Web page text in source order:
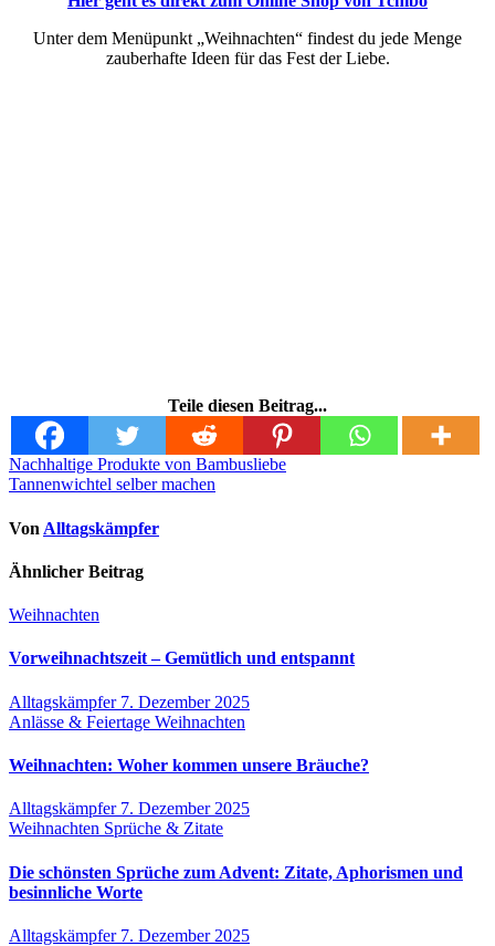
Unter dem Menüpunkt „Weihnachten“ findest du jede Menge
zauberhafte Ideen für das Fest der Liebe.
Teile diesen Beitrag...
Beitragsnavigation
Nachhaltige Produkte von Bambusliebe
Tannenwichtel selber machen
Von Alltagskämpfer
Ähnlicher Beitrag
Weihnachten
Vorweihnachtszeit – Gemütlich und entspannt
Alltagskämpfer 7. Dezember 2025
Anlässe & Feiertage Weihnachten
Weihnachten: Woher kommen unsere Bräuche?
Alltagskämpfer 7. Dezember 2025
Weihnachten Sprüche & Zitate
Die schönsten Sprüche zum Advent: Zitate, Aphorismen und
besinnliche Worte
Alltagskämpfer 7. Dezember 2025